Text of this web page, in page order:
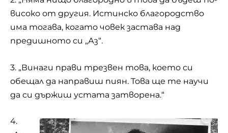
високо от другия. Истинско благородство
има тогава, когато човек застава над
предишното си „Аз“.
3. „Винаги прави трезвен това, което си
обещал да направиш пиян. Това ще те научи
да си държиш устата затворена.“
4.